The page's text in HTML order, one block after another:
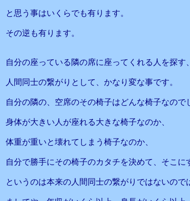
と思う事はいくらでも有ります。
その逆も有ります。
自分の座っている隣の席に座ってくれる人を探す
人間同士の繋がりとして、かなり変な事です。
自分の隣の、空席のその椅子はどんな椅子なので
身体が大きい人が座れる大きな椅子なのか、
体重が重いと壊れてしまう椅子なのか、
自分で勝手にその椅子のカタチを決めて、そこに
というのは本来の人間同士の繋がりではないので